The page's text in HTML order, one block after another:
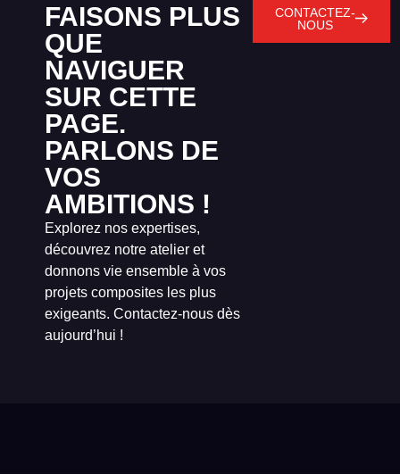
FAISONS PLUS
QUE
NAVIGUER
SUR CETTE
PAGE.
PARLONS DE
VOS
AMBITIONS !
Explorez nos expertises,
découvrez notre atelier et
donnons vie ensemble à vos
projets composites les plus
exigeants. Contactez-nous dès
aujourd’hui !
CONTACTEZ-
NOUS